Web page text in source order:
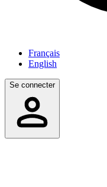
Français
English
Se connecter